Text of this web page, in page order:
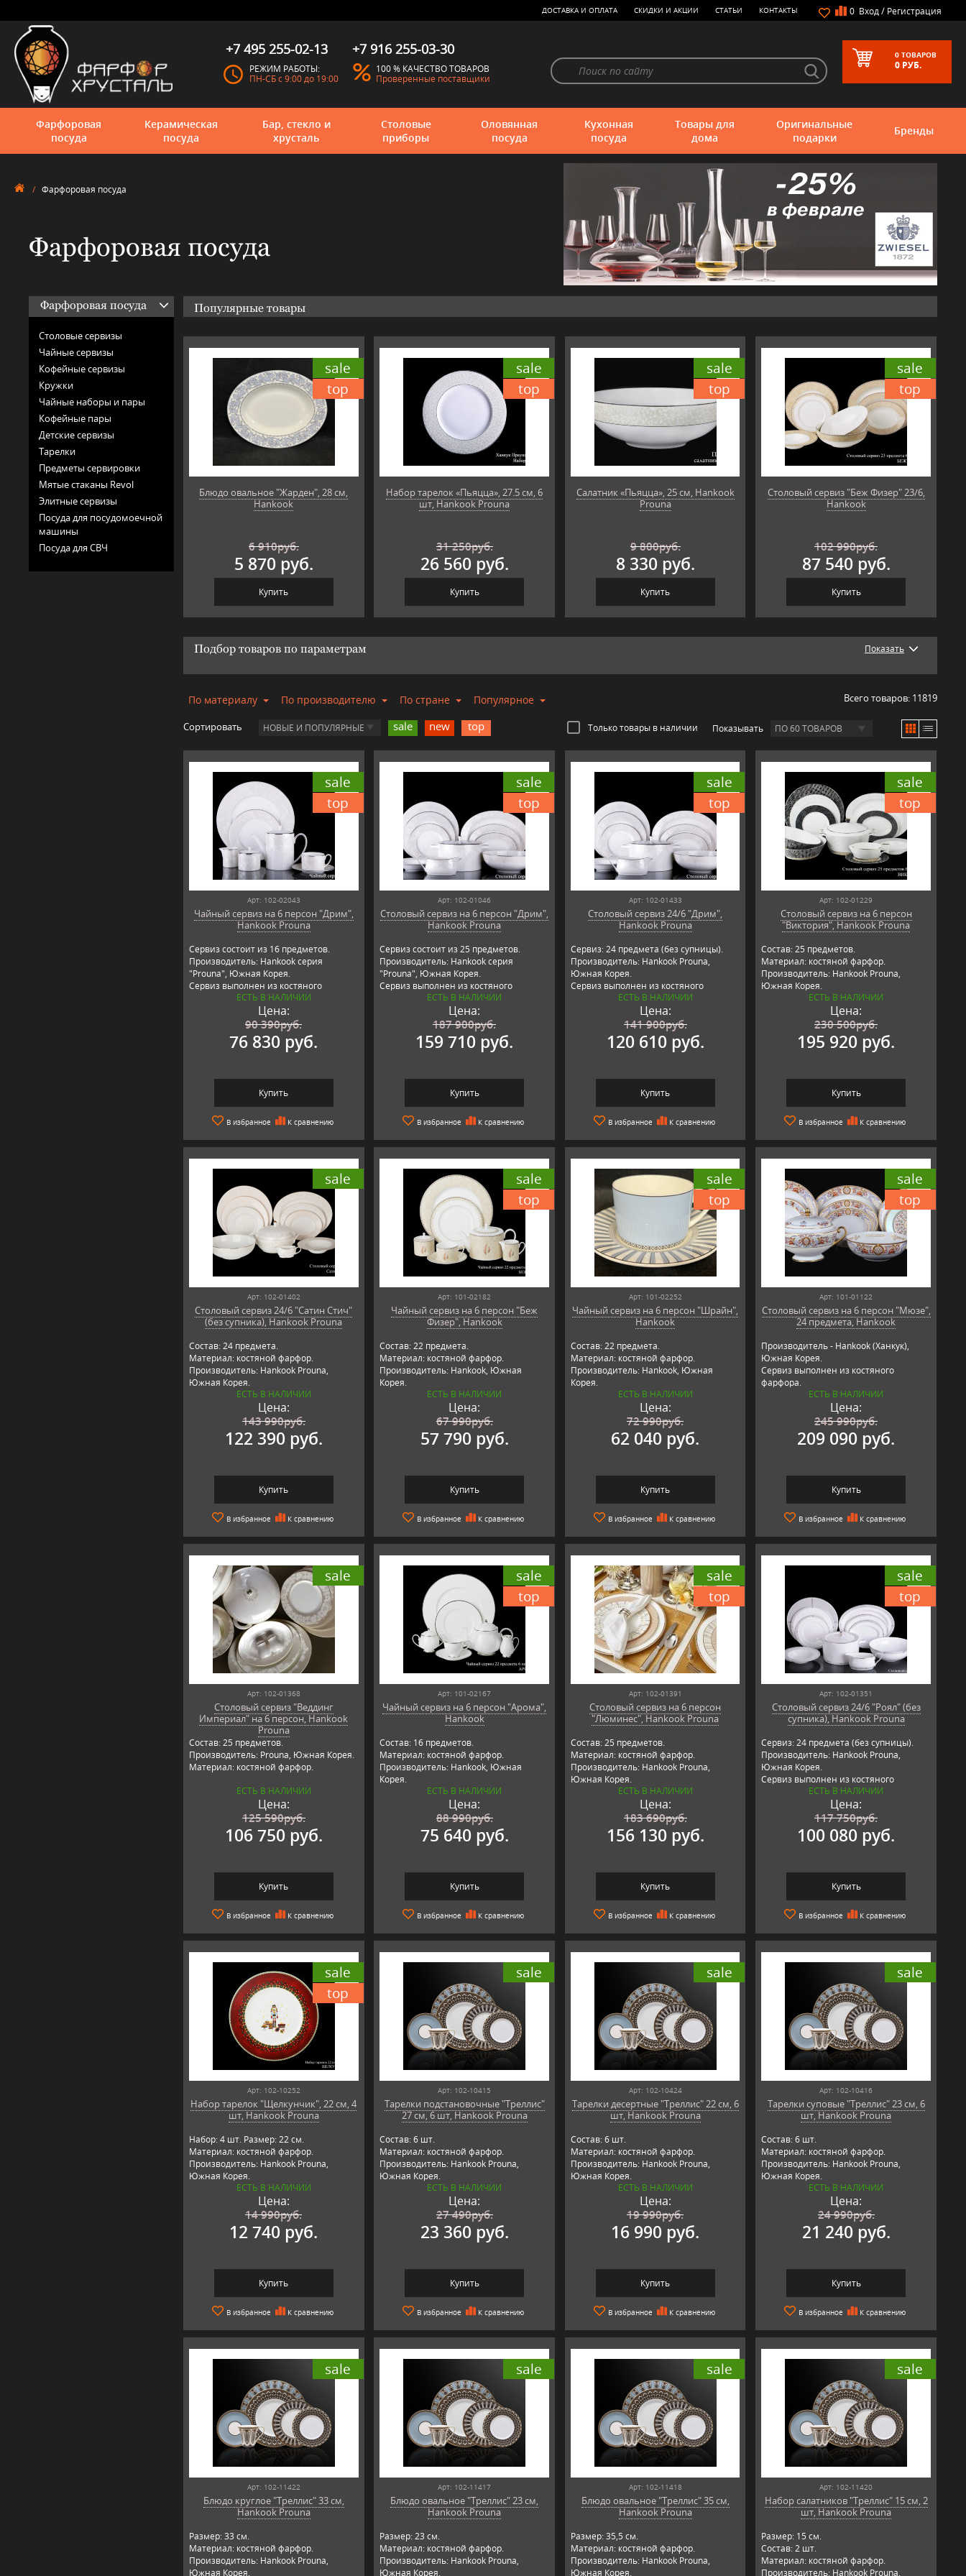
0 Вход/ Регистрация
ДОСТАВКА И ОПЛАТА СКИДКИ И АКЦИИ СТАТЬИ КОНТАКТЫ
+7 495 255-02-13
РЕЖИМ РАБОТЫ:
ПН-СБ с 9:00 до 19:00
+7 916 255-03-30
100 % КАЧЕСТВО ТОВАРОВ
Проверенные поставщики
0 ТОВАРОВ
0 РУБ.
Фарфоровая
посуда
Керамическая
посуда
Бар, стекло и
хрусталь
Столовые
приборы
Оловянная
посуда
Кухонная
посуда
Товары для
дома
Оригинальные
подарки
Бренды
/ Фарфоровая посуда
Фарфоровая посуда
Фарфоровая посуда
Столовые сервизы
Чайные сервизы
Кофейные сервизы
Кружки
Чайные наборы и пары
Кофейные пары
Детские сервизы
Тарелки
Предметы сервировки
Мятые стаканы Revol
Элитные сервизы
Посуда для посудомоечной
машины
Посуда для СВЧ
Популярные товары
sale
top
Блюдо овальное "Жарден", 28 см,
Hankook
6 910руб.
5 870 руб.
Купить
sale
top
Набор тарелок «Пьяцца», 27.5 см, 6
шт, Hankook Prouna
31 250руб.
26 560 руб.
Купить
sale
top
Салатник «Пьяцца», 25 см, Hankook
Prouna
9 800руб.
8 330 руб.
Купить
sale
top
Столовый сервиз "Беж Физер" 23/6,
Hankook
102 990руб.
87 540 руб.
Купить
Подбор товаров по параметрам Показать
По материалу По производителю По стране Популярное Всего товаров: 11819
Сортировать НОВЫЕ И ПОПУЛЯРНЫЕ sale new top Только товары в наличии Показывать ПО 60 ТОВАРОВ
sale
top
Арт: 102-02043
Чайный сервиз на 6 персон "Дрим",
Hankook Prouna
Сервиз состоит из 16 предметов.
Производитель: Hankook серия
"Prouna", Южная Корея.
Сервиз выполнен из костяного
фарфора премиум качества.
ЕСТЬ В НАЛИЧИИ
Цена:
90 390руб.
76 830 руб.
Купить
В избранное К сравнению
sale
top
Арт: 102-01046
Столовый сервиз на 6 персон "Дрим",
Hankook Prouna
Сервиз состоит из 25 предметов.
Производитель: Hankook серия
"Prouna", Южная Корея.
Сервиз выполнен из костяного
фарфора премиум качества.
ЕСТЬ В НАЛИЧИИ
Цена:
187 900руб.
159 710 руб.
Купить
В избранное К сравнению
sale
top
Арт: 102-01433
Столовый сервиз 24/6 "Дрим",
Hankook Prouna
Сервиз: 24 предмета (без супницы).
Производитель: Hankook Prouna,
Южная Корея.
Сервиз выполнен из костяного
фарфора премиум качества.
ЕСТЬ В НАЛИЧИИ
Цена:
141 900руб.
120 610 руб.
Купить
В избранное К сравнению
sale
top
Арт: 102-01229
Столовый сервиз на 6 персон
"Виктория", Hankook Prouna
Состав: 25 предметов.
Материал: костяной фарфор.
Производитель: Hankook Prouna,
Южная Корея.
ЕСТЬ В НАЛИЧИИ
Цена:
230 500руб.
195 920 руб.
Купить
В избранное К сравнению
sale
Арт: 102-01402
Столовый сервиз 24/6 "Сатин Стич"
(без супника), Hankook Prouna
Состав: 24 предмета.
Материал: костяной фарфор.
Производитель: Hankook Prouna,
Южная Корея.
ЕСТЬ В НАЛИЧИИ
Цена:
143 990руб.
122 390 руб.
Купить
В избранное К сравнению
sale
top
Арт: 101-02182
Чайный сервиз на 6 персон "Беж
Физер", Hankook
Состав: 22 предмета.
Материал: костяной фарфор.
Производитель: Hankook, Южная
Корея.
ЕСТЬ В НАЛИЧИИ
Цена:
67 990руб.
57 790 руб.
Купить
В избранное К сравнению
sale
top
Арт: 101-02252
Чайный сервиз на 6 персон "Шрайн",
Hankook
Состав: 22 предмета.
Материал: костяной фарфор.
Производитель: Hankook, Южная
Корея.
ЕСТЬ В НАЛИЧИИ
Цена:
72 990руб.
62 040 руб.
Купить
В избранное К сравнению
sale
top
Арт: 101-01122
Столовый сервиз на 6 персон "Мюзе",
24 предмета, Hankook
Производитель - Hankook (Ханкук),
Южная Корея.
Сервиз выполнен из костяного
фарфора.
ЕСТЬ В НАЛИЧИИ
Цена:
245 990руб.
209 090 руб.
Купить
В избранное К сравнению
sale
Арт: 102-01368
Столовый сервиз "Веддинг
Империал" на 6 персон, Hankook
Prouna
Состав: 25 предметов.
Производитель: Prouna, Южная Корея.
Материал: костяной фарфор.
ЕСТЬ В НАЛИЧИИ
Цена:
125 590руб.
106 750 руб.
Купить
В избранное К сравнению
sale
top
Арт: 101-02167
Чайный сервиз на 6 персон "Арома",
Hankook
Состав: 16 предметов.
Материал: костяной фарфор.
Производитель: Hankook, Южная
Корея.
ЕСТЬ В НАЛИЧИИ
Цена:
88 990руб.
75 640 руб.
Купить
В избранное К сравнению
sale
top
Арт: 102-01391
Столовый сервиз на 6 персон
"Люминес", Hankook Prouna
Состав: 25 предметов.
Материал: костяной фарфор.
Производитель: Hankook Prouna,
Южная Корея.
ЕСТЬ В НАЛИЧИИ
Цена:
183 690руб.
156 130 руб.
Купить
В избранное К сравнению
sale
top
Арт: 102-01351
Столовый сервиз 24/6 "Роял" (без
супника), Hankook Prouna
Сервиз: 24 предмета (без супницы).
Производитель: Hankook Prouna,
Южная Корея.
Сервиз выполнен из костяного
фарфора премиум качества.
ЕСТЬ В НАЛИЧИИ
Цена:
117 750руб.
100 080 руб.
Купить
В избранное К сравнению
sale
top
Арт: 102-10252
Набор тарелок "Щелкунчик", 22 см, 4
шт, Hankook Prouna
Набор: 4 шт. Размер: 22 см.
Материал: костяной фарфор.
Производитель: Hankook Prouna,
Южная Корея.
ЕСТЬ В НАЛИЧИИ
Цена:
14 990руб.
12 740 руб.
Купить
В избранное К сравнению
sale
Арт: 102-10415
Тарелки подстановочные "Треллис"
27 см, 6 шт, Hankook Prouna
Состав: 6 шт.
Материал: костяной фарфор.
Производитель: Hankook Prouna,
Южная Корея.
ЕСТЬ В НАЛИЧИИ
Цена:
27 490руб.
23 360 руб.
Купить
В избранное К сравнению
sale
Арт: 102-10424
Тарелки десертные "Треллис" 22 см, 6
шт, Hankook Prouna
Состав: 6 шт.
Материал: костяной фарфор.
Производитель: Hankook Prouna,
Южная Корея.
ЕСТЬ В НАЛИЧИИ
Цена:
19 990руб.
16 990 руб.
Купить
В избранное К сравнению
sale
Арт: 102-10416
Тарелки суповые "Треллис" 23 см, 6
шт, Hankook Prouna
Состав: 6 шт.
Материал: костяной фарфор.
Производитель: Hankook Prouna,
Южная Корея.
ЕСТЬ В НАЛИЧИИ
Цена:
24 990руб.
21 240 руб.
Купить
В избранное К сравнению
sale
Арт: 102-11422
Блюдо круглое "Треллис" 33 см,
Hankook Prouna
Размер: 33 см.
Материал: костяной фарфор.
Производитель: Hankook Prouna,
Южная Корея.
sale
Арт: 102-11417
Блюдо овальное "Треллис" 23 см,
Hankook Prouna
Размер: 23 см.
Материал: костяной фарфор.
Производитель: Hankook Prouna,
Южная Корея.
sale
Арт: 102-11418
Блюдо овальное "Треллис" 35 см,
Hankook Prouna
Размер: 35,5 см.
Материал: костяной фарфор.
Производитель: Hankook Prouna,
Южная Корея.
sale
Арт: 102-11420
Набор салатников "Треллис" 15 см, 2
шт, Hankook Prouna
Размер: 15 см.
Состав: 2 шт.
Материал: костяной фарфор.
Производитель: Hankook Prouna,